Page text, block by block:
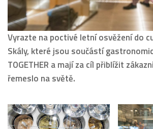
Vyrazte na poctivé letní osvěžení do
Skály, které jsou součástí
TOGETHER a mají za cíl přiblížit
řemeslo na světě.